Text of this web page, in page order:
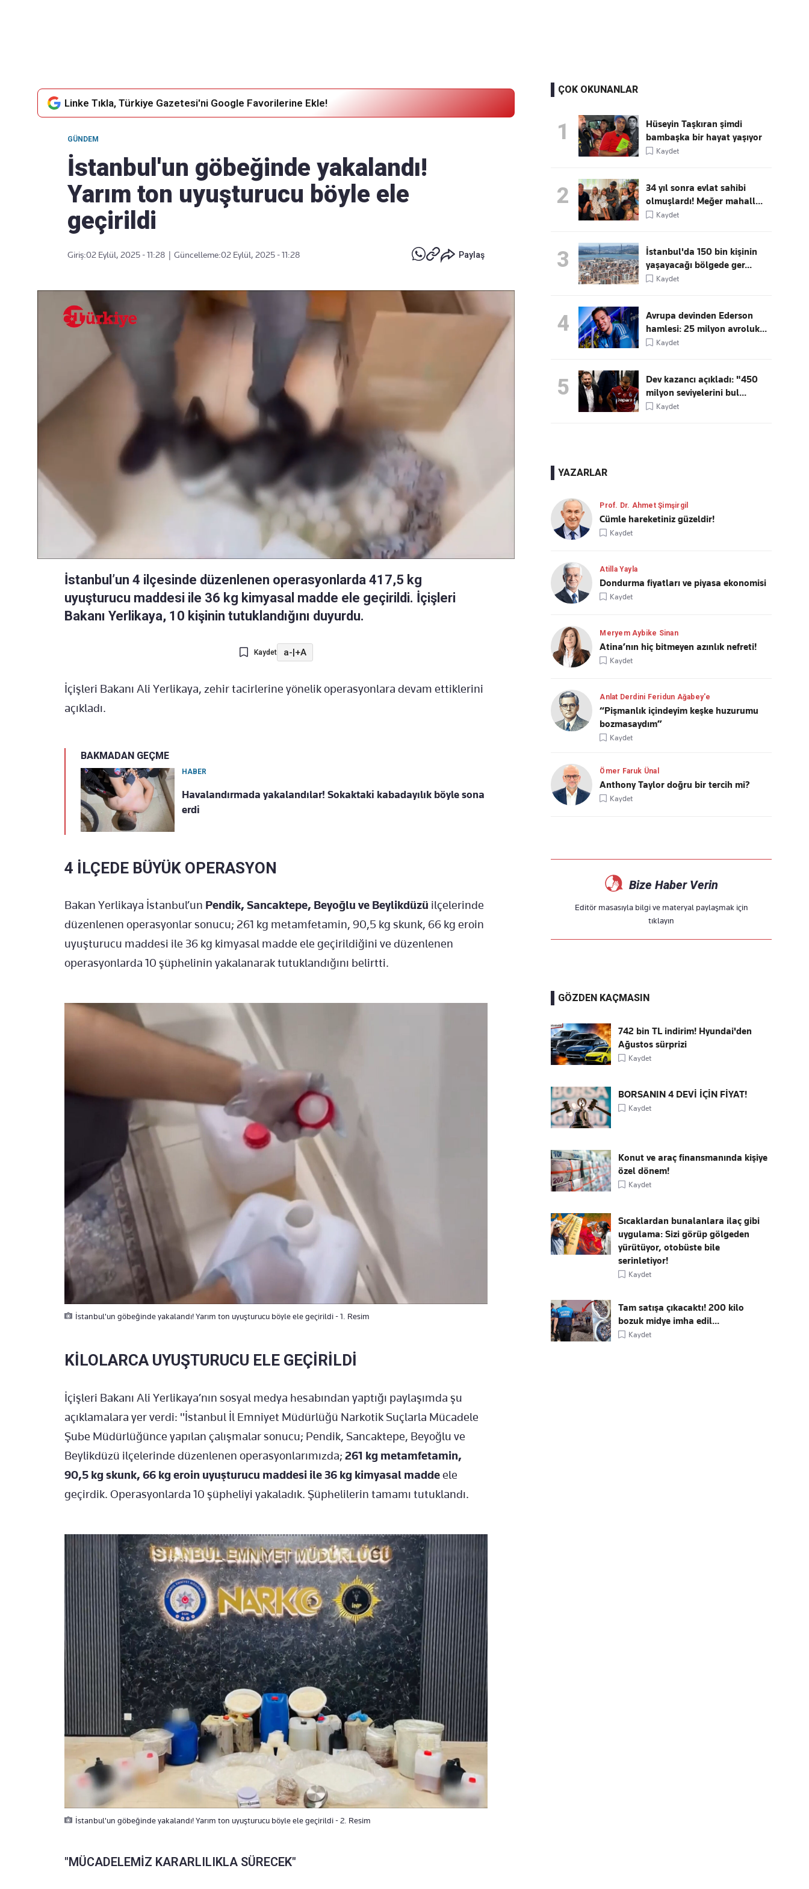
Linke Tıkla, Türkiye Gazetesi'ni Google Favorilerine Ekle!
GÜNDEM
İstanbul'un göbeğinde yakalandı!
Yarım ton uyuşturucu böyle ele
geçirildi
Giriş:02 Eylül, 2025 - 11:28 Güncelleme:02 Eylül, 2025 - 11:28 Paylaş
İstanbul’un 4 ilçesinde düzenlenen operasyonlarda 417,5 kg
uyuşturucu maddesi ile 36 kg kimyasal madde ele geçirildi. İçişleri
Bakanı Yerlikaya, 10 kişinin tutuklandığını duyurdu.
Kaydet a-|+A
İçişleri Bakanı Ali Yerlikaya, zehir tacirlerine yönelik operasyonlara devam ettiklerini
açıkladı.
BAKMADAN GEÇME
HABER
Havalandırmada yakalandılar! Sokaktaki kabadayılık böyle sona
erdi
4 İLÇEDE BÜYÜK OPERASYON
Bakan Yerlikaya İstanbul’un Pendik, Sancaktepe, Beyoğlu ve Beylikdüzü ilçelerinde
düzenlenen operasyonlar sonucu; 261 kg metamfetamin, 90,5 kg skunk, 66 kg eroin
uyuşturucu maddesi ile 36 kg kimyasal madde ele geçirildiğini ve düzenlenen
operasyonlarda 10 şüphelinin yakalanarak tutuklandığını belirtti.
İstanbul'un göbeğinde yakalandı! Yarım ton uyuşturucu böyle ele geçirildi - 1. Resim
KİLOLARCA UYUŞTURUCU ELE GEÇİRİLDİ
İçişleri Bakanı Ali Yerlikaya’nın sosyal medya hesabından yaptığı paylaşımda şu
açıklamalara yer verdi: "İstanbul İl Emniyet Müdürlüğü Narkotik Suçlarla Mücadele
Şube Müdürlüğünce yapılan çalışmalar sonucu; Pendik, Sancaktepe, Beyoğlu ve
Beylikdüzü ilçelerinde düzenlenen operasyonlarımızda; 261 kg metamfetamin,
90,5 kg skunk, 66 kg eroin uyuşturucu maddesi ile 36 kg kimyasal maddeele
geçirdik. Operasyonlarda 10 şüpheliyi yakaladık. Şüphelilerin tamamı tutuklandı.
İstanbul'un göbeğinde yakalandı! Yarım ton uyuşturucu böyle ele geçirildi - 2. Resim
"MÜCADELEMİZ KARARLILIKLA SÜRECEK"
ÇOK OKUNANLAR
1
Hüseyin Taşkıran şimdi
bambaşka bir hayat yaşıyor
Kaydet
2
34 yıl sonra evlat sahibi
olmuşlardı! Meğer mahall...
Kaydet
3
İstanbul'da 150 bin kişinin
yaşayacağı bölgede ger...
Kaydet
4
Avrupa devinden Ederson
hamlesi: 25 milyon avroluk...
Kaydet
5
Dev kazancı açıkladı: "450
milyon seviyelerini bul...
Kaydet
YAZARLAR
Prof. Dr. Ahmet Şimşirgil
Cümle hareketiniz güzeldir!
Kaydet
Atilla Yayla
Dondurma fiyatları ve piyasa ekonomisi
Kaydet
Meryem Aybike Sinan
Atina’nın hiç bitmeyen azınlık nefreti!
Kaydet
Anlat Derdini Feridun Ağabey'e
“Pişmanlık içindeyim keşke huzurumu
bozmasaydım”
Kaydet
Ömer Faruk Ünal
Anthony Taylor doğru bir tercih mi?
Kaydet
Bize Haber Verin
Editör masasıyla bilgi ve materyal paylaşmak için
tıklayın
GÖZDEN KAÇMASIN
742 bin TL indirim! Hyundai'den
Ağustos sürprizi
Kaydet
BORSANIN 4 DEVİ İÇİN FİYAT!
Kaydet
Konut ve araç finansmanında kişiye
özel dönem!
Kaydet
Sıcaklardan bunalanlara ilaç gibi
uygulama: Sizi görüp gölgeden
yürütüyor, otobüste bile
serinletiyor!
Kaydet
Tam satışa çıkacaktı! 200 kilo
bozuk midye imha edil...
Kaydet